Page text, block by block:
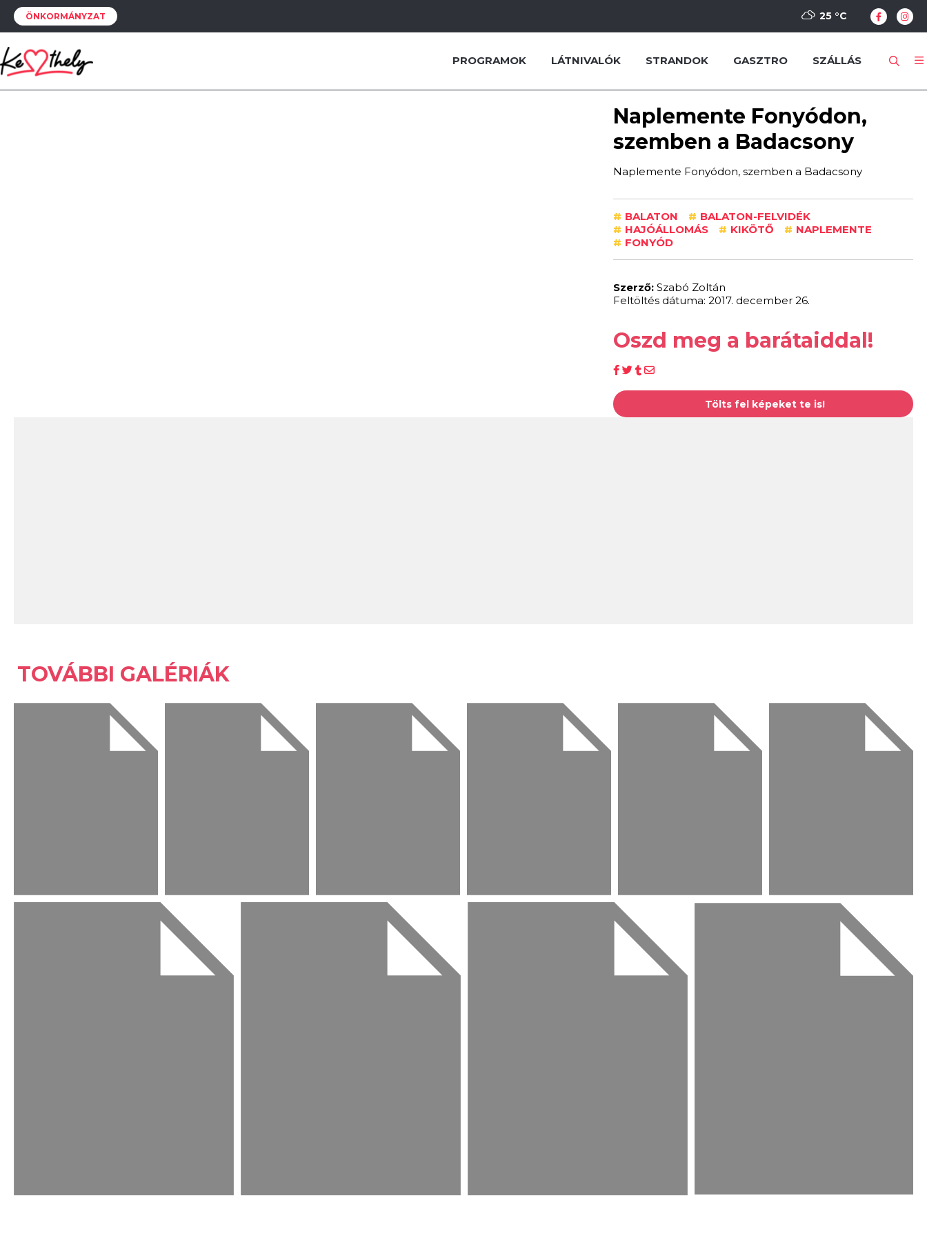
ÖNKORMÁNYZAT 25 °C
PROGRAMOK LÁTNIVALÓK STRANDOK GASZTRO SZÁLLÁS
Naplemente Fonyódon,
szemben a Badacsony
Naplemente Fonyódon, szemben a Badacsony
# BALATON # BALATON-FELVIDÉK
# HAJÓÁLLOMÁS # KIKÖTŐ # NAPLEMENTE
# FONYÓD
Szerző:Szabó Zoltán
Feltöltés dátuma: 2017. december 26.
Oszd meg a barátaiddal!
Tölts fel képeket te is!
TOVÁBBI GALÉRIÁK